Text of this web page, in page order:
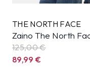
THE NORTH FACE
Zaino The North
125,00 €
89,99€